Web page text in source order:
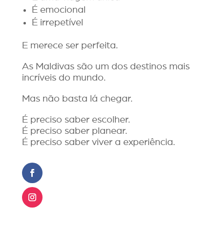
É emocional
É irrepetível
E merece ser perfeita.
As Maldivas são um dos destinos mais
incríveis do mundo.
Mas não basta lá chegar.
É preciso saber escolher.
É preciso saber planear.
É preciso saber viver a experiência.